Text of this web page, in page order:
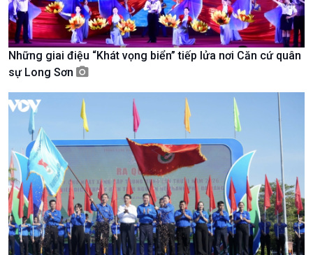
Chính trị
Chính phủ với người dân
Quốc hội với cử tri
Xây dựng đảng
Đảng trong cuộc sống
Nhận diện sự thật
Pháp luật và đời sống
Vấn đề quốc tế
Hồ sơ sự kiện quốc tế
Thế giới & Việt Nam
Biên cương - Một dải vững
bền
Những giai điệu “Khát vọng biển” tiếp lửa nơi Căn cứ quân
sự Long Sơn